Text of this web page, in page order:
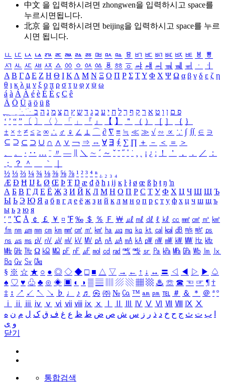
中文 을 입력하시려면 zhongwen을 입력하시고 space를
누르시면됩니다.
北京 을 입력하시려면 beijing을 입력하시고 space를 누르
시면 됩니다.
ㅥ ㅦ ㅧ ㅨ ㅩ ㅪ ㅫ ㅬ ㅭ ㅮ ㅯ ㅰ ㅱ ㅲ ㅳ ㅴ ㅵ ㅶ ㅷ ㅸ
ㅹ
ㅺ ㅻ ㅼ ㅽ ㅾ ㅿ ㆀ ㆁ ㆂ ㆃ ㆄ ㆅ ㆆ ㆇ ㆈ ㆉ ㆊ ㆋ ㆌ ㆍ
ㆎ
Α Β ΓΔ Ε Ζ Η Θ Ι ΚΛ Μ Ν Ξ Ο Π Ρ Σ ΤΥ Φ Χ Ψ Ω α β γ δ ε ζ η
θ ι κ λ μ ν ξ ο π ρ σ τ υ φ χ ψ ω
á à Á À é è É È ç Ç ê
Ä Ö Ü ä ö ü ß
ִֶֹ ֻּ ׁׂ פ ם ן ו ט א ר ק ף ך ל ח י ע כ ג ד ש ץ ת צ מ נ ה ב
‘ ’ “ ” 〔 〕 〈 〉 「 」 『 』 【 】 ＂ （ ） ［ ］ ｛ ｝
± × ÷ ≠ ≤ ≥ ∞ ∴ ♂ ♀ ∠ ⊥ ⌒ ∂ ∇ ≡ ≒ ≪ ≫ √ ∽ ∝ ∵ ∫ ∬ ∈ ∋
⊆ ⊇ ⊂ ⊃ ∪ ∩ ∧ ∨ ￢ ⇒ ⇔ ∀ ∃ ∮ ∑ ∏ ＋ － ＜ ＝
＞
、
。 · ‥ … ¨ 〃 ― ＼ ∼ ´ ～ ˇ ˘ ˝ ˚ ˙ ¸ ¡ ¿ ː ！ ＇ ， ． ／
：
；
？ ＾ ｀
½ ⅓ ⅔ ¼ ¾ ⅛ ⅜ ⅝ ⅞ ¹ ² ³ ⁴ ⁿ ₁ ₂ ₃ ₄
Æ Ð Ħ Ĳ Ł Ø Œ Þ Ŧ Ŋ æ đ ð ħ ı ĳ ĸ ŀ ł ø œ ß þ ŧ ŋ ŉ
А Б В Г Д Е Ё Ж З И Й К Л М Н О П Р С Т У Ф Х Ц Ч Ш Щ Ъ
Ы Ь Э Ю Я а б в г д е ё ж з и й к л м н о п р с т у ф х ц ч ш щ ъ
ы ь э ю я
′ ″ ℃ Å ￠ ￡ ￥ ¤ ℉ ‰ ＄ ％ Ｆ ￦ ㎕ ㎖ ㎗ ℓ ㎘ ㏄ ㎣ ㎤ ㎥ ㎦
㎙ ㎚ ㎛ ㎜ ㎝ ㎞ ㎟ ㎠ ㎡ ㎢ ㏊ ㎍ ㎎ ㎏ ㏏ ㎈ ㎉ ㏈ ㎧ ㎨ ㎰
㎱ ㎲ ㎳ ㎴ ㎵ ㎶ ㎷ ㎸ ㎹ ㎀ ㎁ ㎂ ㎃ ㎄ ㎺ ㎻ ㎽ ㎾ ㎿ ㎐ ㎑
㎒ ㎓ ㎔ Ω ㏀ ㏁ ㎊ ㎋ ㎌ ㏖ ㏅ ㎭ ㎮ ㎯ ㏛ ㎩ ㎪ ㎫ ㎬ ㏝ ㏐
㏓
㏃ ㏉ ㏜ ㏆
§ ※ ☆ ★ ○ ● ◎ ◇ ◆ □ ■ △ ▽ → ← ↑ ↓ ↔ 〓 ◁ ◀ ▷ ▶ ♤
♠ ♡ ♥ ♧ ♣ ⊙ ◈ ▣ ◐ ◑ ▒ ▤ ▨ ▧ ▦ ▩ ♨ ☏ ☎ ☜ ☞ ¶ †
‡ ↕ ↗ ↙ ↖ ↘ ♭ ♩ ♪ ♬ ㉿ ㈜ № ㏇ ™ ㏂ ㏘ ℡ ＃ ＆ ＊ ＠ ª º
ⅰ
ⅱ ⅲ ⅳ ⅴ ⅵ ⅶ ⅷ ⅸ ⅹ Ⅳ Ⅴ Ⅵ Ⅶ Ⅷ Ⅸ Ⅹ
ب ت ث ج ح خ د ذ ر ز س ش ص ض ط ظ ع غ ف ق ک ل م ن ه
و ی
닫기
통합검색